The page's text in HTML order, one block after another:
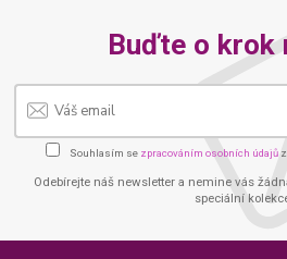
Buďte o krok
Souhlasím se zpracováním osobních údajů
Odebírejte náš newsletter a nemine vás
speciální